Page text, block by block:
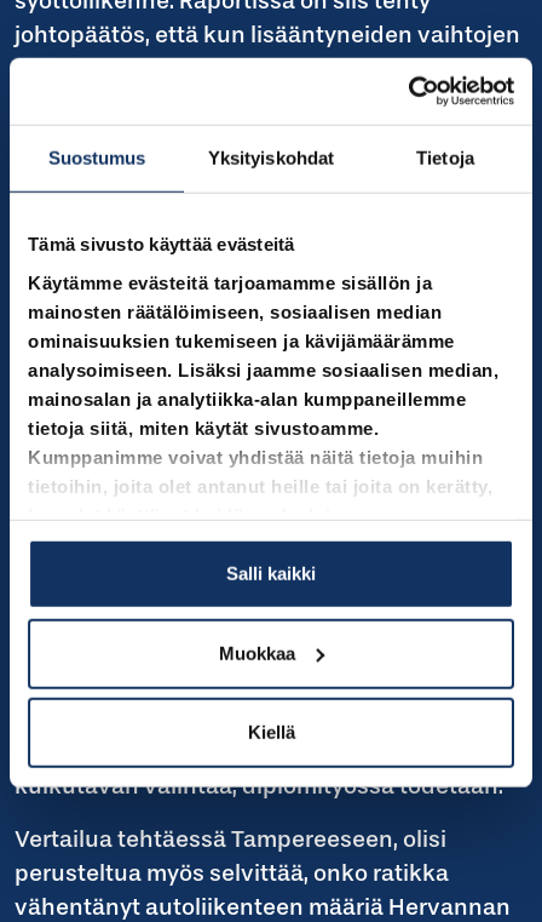
Suostumus Yksityiskohdat Tietoja
Tämä sivusto käyttää evästeitä
Käytämme evästeitä tarjoamamme sisällön ja
mainosten räätälöimiseen, sosiaalisen median
ominaisuuksien tukemiseen ja kävijämäärämme
analysoimiseen. Lisäksi jaamme sosiaalisen median,
mainosalan ja analytiikka-alan kumppaneillemme
tietoja siitä, miten käytät sivustoamme.
Kumppanimme voivat yhdistää näitä tietoja muihin
tietoihin, joita olet antanut heille tai joita on kerätty,
Salli kaikki
Muokkaa
Kiellä
johtopäätös, että kun lisääntyneiden vaihtojen
myötä Tampereella on nousut busseihin ja
Vaihtonousujen vaikutukseen on kiinnittänyt
Oulun yliopistossa tekemässään
diplomityössä. Siinä todetaan Tampereen
osalta, että on otettava huomioon, että
aineistossa on mukana myös vaihtonousut.
Vaihtonousujen määrän on syytä olettaa
kasvaneen raitiolinjojen myötä, sillä osa
keskustaan menneistä bussilinjoista on
korvattu myös linjoilla, jotka syöttävät
liikennettä raitiolinjoille.
Lisäksi tiedetään, että raitiotiellä voi olla
reitinvalinnallisia vaikutuksia
kulkutapavalinnan lisäksi.
Analyysimenetelmästä ei pystytä
erottelemaan, kuinka suuri osa muutoksesta
kulkutavan valintaa, diplomityössä todetaan.
Vertailua tehtäessä Tampereeseen, olisi
perusteltua myös selvittää, onko ratikka
vähentänyt autoliikenteen määriä Hervannan